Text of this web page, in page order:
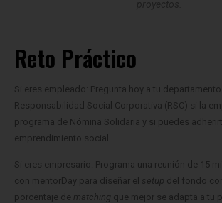
Reto Práctico
Si eres empleado: Pregunta hoy a tu departamento
Responsabilidad Social Corporativa (RSC) si la
programa de Nómina Solidaria y si puedes
emprendimiento social.
Si eres empresario: Programa una reunión de 15
con mentorDay para diseñar el setup del fondo
porcentaje de matching que mejor se adapta a tu